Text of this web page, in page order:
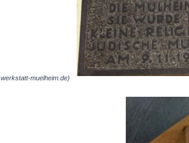
muelheim.de)